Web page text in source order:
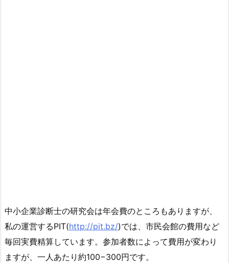
中小企業診断士の研究会は年会費のところもありますが、
私の運営するPIT(http://pit.bz/)では、市民会館の費用など
毎回実費精算しています。参加者数によって費用が変わり
ますが、一人あたり約100−300円です。